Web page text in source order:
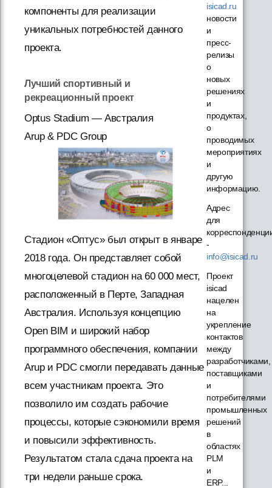
компоненты для реализации
уникальных потребностей данного
проекта.
Лучший спортивный и
рекреационный проект
Optus Stadium — Австралия
Arup & PDC Group
Стадион «Оптус» был открыт в январе
2018 года. Он представляет собой
многоцелевой стадион на 60 000 мест,
расположенный в Перте, Западная
Австралия. Используя концепцию
Open BIM и широкий набор
программного обеспечения, компании
Arup и PDC смогли передавать данные
всем участникам проекта. Это
позволило им создать рабочие
процессы, которые сэкономили время
и повысили эффективность.
Результатом стала сдача проекта на
три недели раньше срока.
isicad.ru
новости
и
пресс-
релизы
о
новых
решениях
и
продуктах,
о
проводимых
мероприятиях
и
другую
информацию.
Адрес
для
-
info@isicad.ru
Проект
isicad
нацелен
на
укрепление
контактов
между
разработчиками,
поставщиками
и
потребителями
промышленных
решений
в
областях
PLM
и
ERP...